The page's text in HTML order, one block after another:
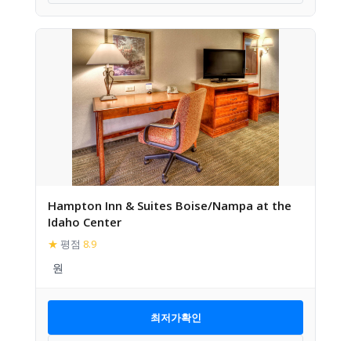
Hampton Inn & Suites Boise/Nampa at the
Idaho Center
★ 평점 8.9
최저가확인